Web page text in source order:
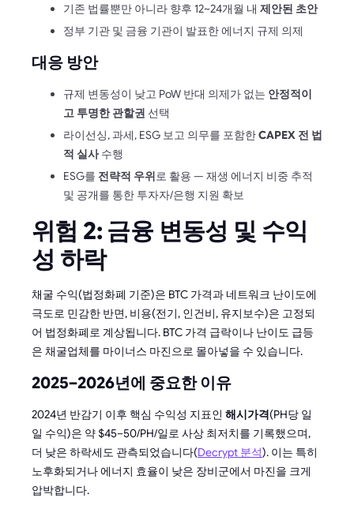
기존 법률뿐만 아니라 향후 12~24개월 내 제안된 초안
정부 기관 및 금융 기관이 발표한 에너지 규제 의제
대응 방안
규제 변동성이 낮고 PoW 반대 의제가 없는 안정적이
고 투명한 관할권 선택
라이선싱, 과세, ESG 보고 의무를 포함한CAPEX 전 법
적 실사수행
ESG를 전략적 우위로 활용 — 재생 에너지 비중 추적
및 공개를 통한 투자자/은행 지원 확보
위험 2: 금융 변동성 및 수익
성 하락
채굴 수익(법정화폐 기준)은 BTC 가격과 네트워크 난이도에
극도로 민감한 반면, 비용(전기, 인건비, 유지보수)은 고정되
어 법정화폐로 계상됩니다. BTC 가격 급락이나 난이도 급등
은 채굴업체를 마이너스 마진으로 몰아넣을 수 있습니다.
2025–2026년에 중요한 이유
2024년 반감기 이후 핵심 수익성 지표인 해시가격(PH당 일
일 수익)은 약 $45–50/PH/일로 사상 최저치를 기록했으며,
더 낮은 하락세도 관측되었습니다(Decrypt 분석). 이는 특히
노후화되거나 에너지 효율이 낮은 장비군에서 마진을 크게
압박합니다.